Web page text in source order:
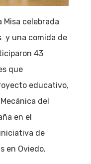
celebrada
y una comida de
43
que
educativo,
del
en el
de
en Oviedo.